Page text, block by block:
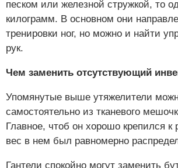
песком или железной стружкой, то
килограмм. В основном они
тренировки ног, но можно и найти
рук.
Чем заменить отсутствующий
Упомянутые выше утяжелители
самостоятельно из тканевого
Главное, чтоб он хорошо крепился к
вес в нем был равномерно
Гантели спокойно могут заменить